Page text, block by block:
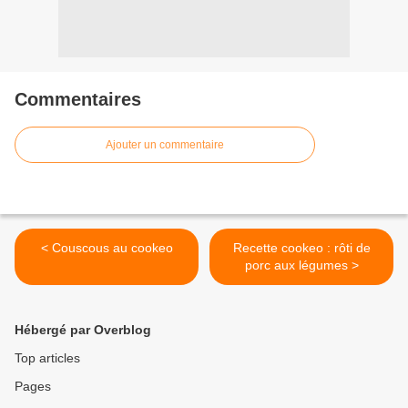
Commentaires
Ajouter un commentaire
< Couscous au cookeo
Recette cookeo : rôti de
porc aux légumes >
Hébergé par Overblog
Top articles
Pages